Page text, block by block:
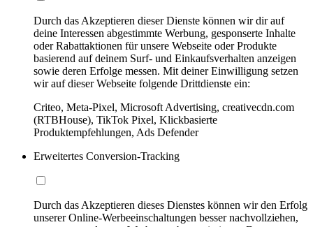
Durch das Akzeptieren dieser Dienste können wir dir auf
deine Interessen abgestimmte Werbung, gesponserte Inhalte
oder Rabattaktionen für unsere Webseite oder Produkte
basierend auf deinem Surf- und Einkaufsverhalten anzeigen
sowie deren Erfolge messen. Mit deiner Einwilligung setzen
wir auf dieser Webseite folgende Drittdienste ein:
Criteo, Meta-Pixel, Microsoft Advertising, creativecdn.com
(RTBHouse), TikTok Pixel, Klickbasierte
Produktempfehlungen, Ads Defender
Erweitertes Conversion-Tracking
Durch das Akzeptieren dieses Dienstes können wir den Erfolg
unserer Online-Werbeeinschaltungen besser nachvollziehen,